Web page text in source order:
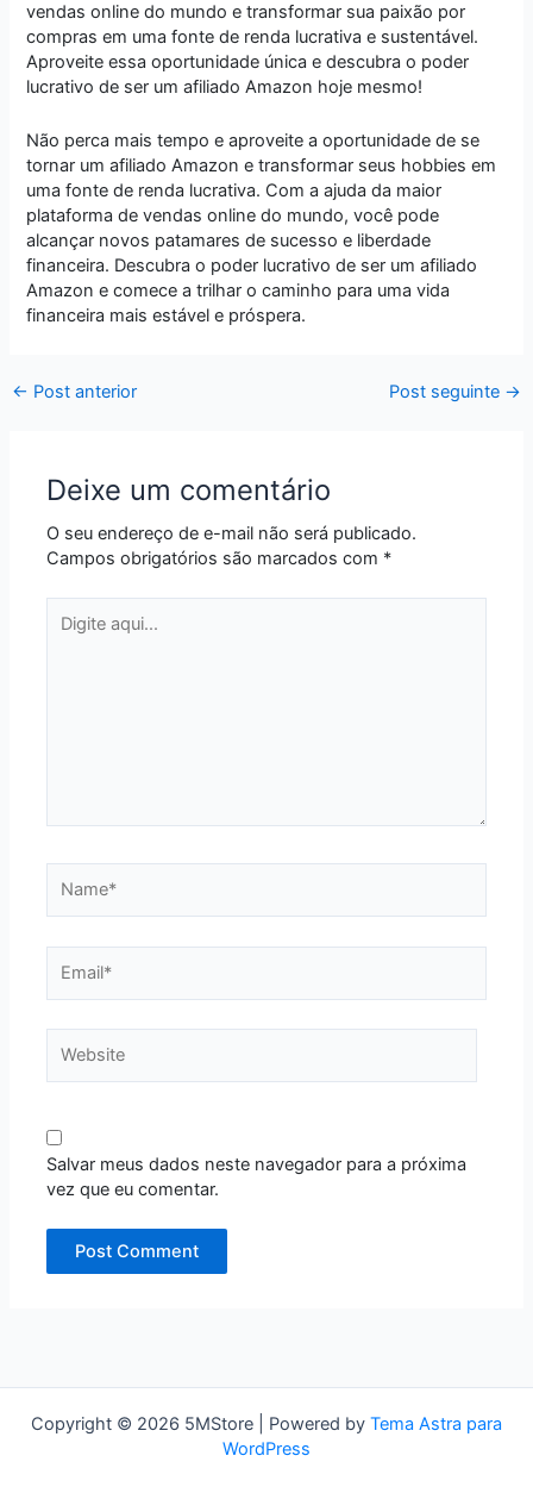
vendas online do mundo e transformar sua paixão por
compras em uma fonte de renda lucrativa e sustentável.
Aproveite essa oportunidade única e descubra o poder
lucrativo de ser um afiliado Amazon hoje mesmo!
Não perca mais tempo e aproveite a oportunidade de se
tornar um afiliado Amazon e transformar seus hobbies em
uma fonte de renda lucrativa. Com a ajuda da maior
plataforma de vendas online do mundo, você pode
alcançar novos patamares de sucesso e liberdade
financeira. Descubra o poder lucrativo de ser um afiliado
Amazon e comece a trilhar o caminho para uma vida
financeira mais estável e próspera.
← Post anterior Post seguinte →
Deixe um comentário
O seu endereço de e-mail não será publicado.
Campos obrigatórios são marcados com *
aqui...
Salvar meus dados neste navegador para a próxima
vez que eu comentar.
Copyright © 2026 5MStore | Powered by Tema Astra para
WordPress